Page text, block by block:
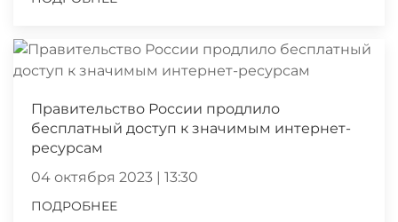
Правительство России продлило
бесплатный доступ к значимым интернет-
ресурсам
04 октября 2023 | 13:30
ПОДРОБНЕЕ